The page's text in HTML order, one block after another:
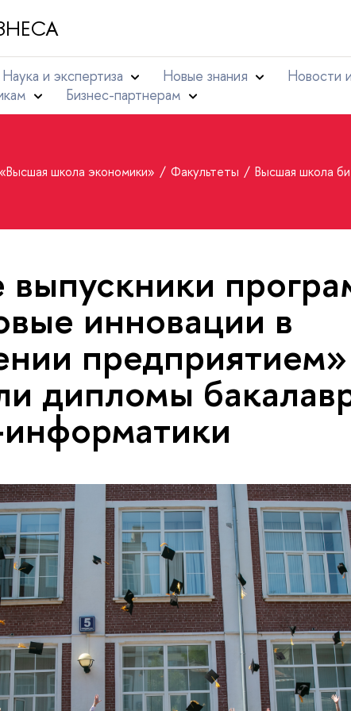
Наука и экспертиза Новые знания
Новости
Бизнес-партнерам
школа экономики» Факультеты Высшая школа
инновации в
предприятием»
дипломы